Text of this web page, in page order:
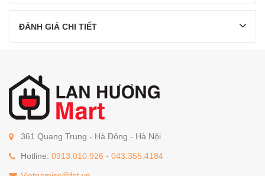
ĐÁNH GIÁ CHI TIẾT
361 Quang Trung - Hà Đông - Hà Nội
Hotline: 0913.010.926 - 043.355.4184